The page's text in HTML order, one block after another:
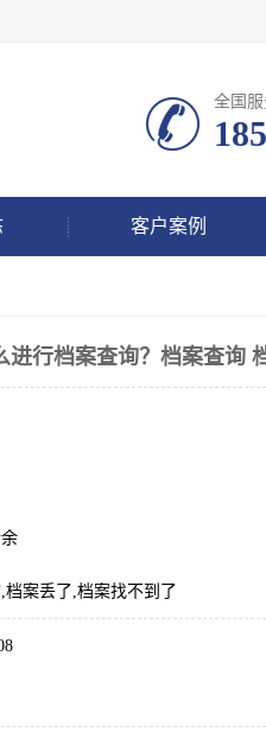
全国
客户案例
进行档案查询？档案查询
档案丢了,档案找不到了